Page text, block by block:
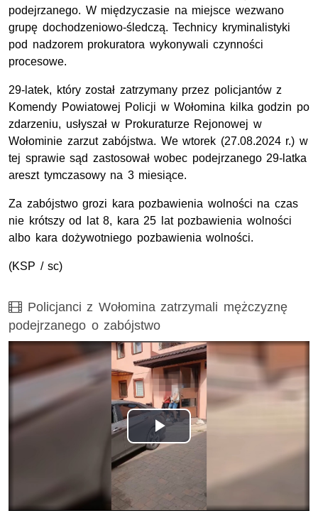
podejrzanego. W międzyczasie na miejsce wezwano
grupę dochodzeniowo-śledczą. Technicy kryminalistyki
pod nadzorem prokuratora wykonywali czynności
procesowe.
29-latek, który został zatrzymany przez policjantów z
Komendy Powiatowej Policji w Wołomina kilka godzin po
zdarzeniu, usłyszał w Prokuraturze Rejonowej w
Wołominie zarzut zabójstwa. We wtorek (27.08.2024 r.) w
tej sprawie sąd zastosował wobec podejrzanego 29-latka
areszt tymczasowy na 3 miesiące.
Za zabójstwo grozi kara pozbawienia wolności na czas
nie krótszy od lat 8, kara 25 lat pozbawienia wolności
albo kara dożywotniego pozbawienia wolności.
(KSP / sc)
Film
Policjanci z Wołomina zatrzymali mężczyznę
podejrzanego o zabójstwo
Odtwórz
wideo